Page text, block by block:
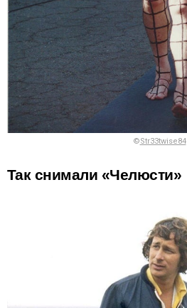
©Str33twise84
Так снимали «Челюсти»